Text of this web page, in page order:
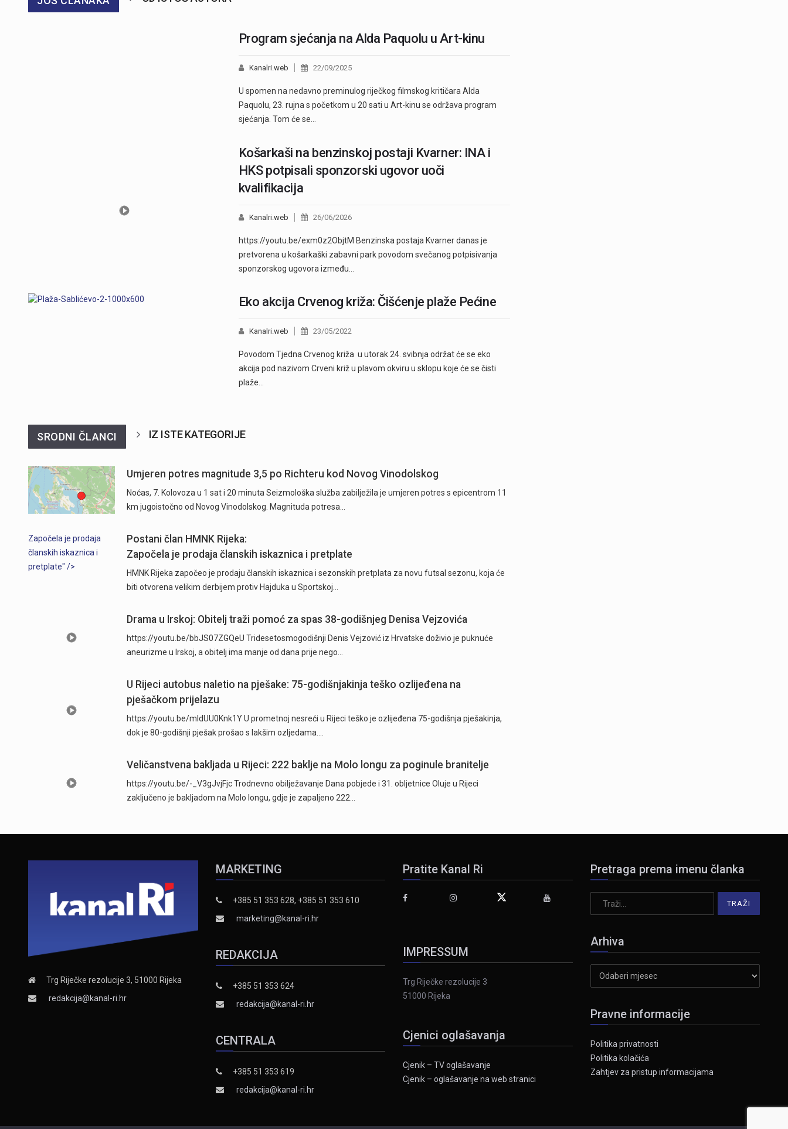
Program sjećanja na Alda Paquolu u Art-kinu
Kanalri.web 22/09/2025
U spomen na nedavno preminulog riječkog filmskog kritičara Alda
Paquolu, 23. rujna s početkom u 20 sati u Art-kinu se održava program
sjećanja. Tom će se…
Košarkaši na benzinskoj postaji Kvarner: INA i
HKS potpisali sponzorski ugovor uoči
kvalifikacija
Kanalri.web 26/06/2026
https://youtu.be/exm0z2ObjtM Benzinska postaja Kvarner danas je
pretvorena u košarkaški zabavni park povodom svečanog potpisivanja
sponzorskog ugovora između…
Eko akcija Crvenog križa: Čišćenje plaže Pećine
Kanalri.web 23/05/2022
Povodom Tjedna Crvenog križa u utorak 24. svibnja održat će se eko
akcija pod nazivom Crveni križ u plavom okviru u sklopu koje će se čisti
plaže…
SRODNI ČLANCI IZ ISTE KATEGORIJE
Umjeren potres magnitude 3,5 po Richteru kod Novog Vinodolskog
Noćas, 7. Kolovoza u 1 sat i 20 minuta Seizmološka služba zabilježila je umjeren potres s epicentrom 11
km jugoistočno od Novog Vinodolskog. Magnituda potresa…
Započela je prodaja
članskih iskaznica i
pretplate" />
Postani član HMNK Rijeka:
Započela je prodaja članskih iskaznica i pretplate
HMNK Rijeka započeo je prodaju članskih iskaznica i sezonskih pretplata za novu futsal sezonu, koja će
biti otvorena velikim derbijem protiv Hajduka u Sportskoj…
Drama u Irskoj: Obitelj traži pomoć za spas 38-godišnjeg Denisa Vejzovića
https://youtu.be/bbJS07ZGQeU Tridesetosmogodišnji Denis Vejzović iz Hrvatske doživio je puknuće
aneurizme u Irskoj, a obitelj ima manje od dana prije nego…
U Rijeci autobus naletio na pješake: 75-godišnjakinja teško ozlijeđena na
pješačkom prijelazu
https://youtu.be/mldUU0Knk1Y U prometnoj nesreći u Rijeci teško je ozlijeđena 75-godišnja pješakinja,
dok je 80-godišnji pješak prošao s lakšim ozljedama.…
Veličanstvena bakljada u Rijeci: 222 baklje na Molo longu za poginule branitelje
https://youtu.be/-_V3gJvjFjc Trodnevno obilježavanje Dana pobjede i 31. obljetnice Oluje u Rijeci
zaključeno je bakljadom na Molo longu, gdje je zapaljeno 222…
Trg Riječke rezolucije 3, 51000 Rijeka
redakcija@kanal-ri.hr
MARKETING
+385 51 353 628, +385 51 353 610
marketing@kanal-ri.hr
REDAKCIJA
+385 51 353 624
redakcija@kanal-ri.hr
CENTRALA
+385 51 353 619
redakcija@kanal-ri.hr
Pratite Kanal Ri
IMPRESSUM
Trg Riječke rezolucije 3
51000 Rijeka
Cjenici oglašavanja
Cjenik – TV oglašavanje
Cjenik – oglašavanje na web stranici
Pretraga prema imenu članka
Arhiva
Pravne informacije
Politika privatnosti
Politika kolačića
Zahtjev za pristup informacijama